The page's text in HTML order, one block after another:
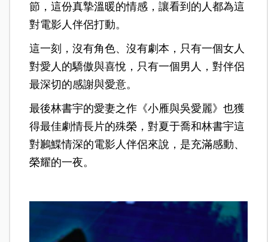
節，這份真摯溫暖的情感，讓看到的人都為這
對電影人伴侶打動。
這一刻，沒有角色、沒有劇本，只有一個女人
對愛人的驕傲與喜悅，只有一個男人，對伴侶
最深切的感謝與愛意。
最後林書宇的愛妻之作《小雁與吳愛麗》也獲
得最佳劇情長片的殊榮，對夏于喬和林書宇這
對鶼鰈情深的電影人伴侶來說，是充滿感動、
榮耀的一夜。